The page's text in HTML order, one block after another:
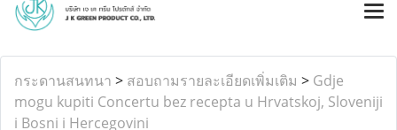
กระดานสนทนา > สอบถามรายละเอียดเพิ่มเติม > Gdje
mogu kupiti Concertu bez recepta u Hrvatskoj, Sloveniji
i Bosni i Hercegovini